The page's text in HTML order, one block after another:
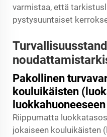
varmistaa, että
pystysuuntaiset
Pakollinen
kouluikäisten
luokkahuoneeseen
Riippumatta
jokaiseen kouluikäisten